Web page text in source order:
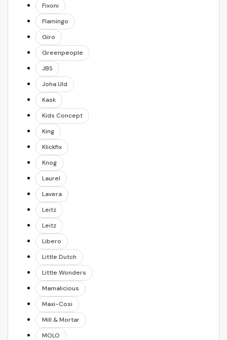
Fixoni
Flamingo
Giro
Greenpeople
JBS
Joha Uld
Kask
Kids Concept
King
Klickfix
Knog
Laurel
Lavera
Leitz
Leitz
Libero
Little Dutch
Little Wonders
Mamalicious
Maxi-Cosi
Mill & Mortar
MOLO